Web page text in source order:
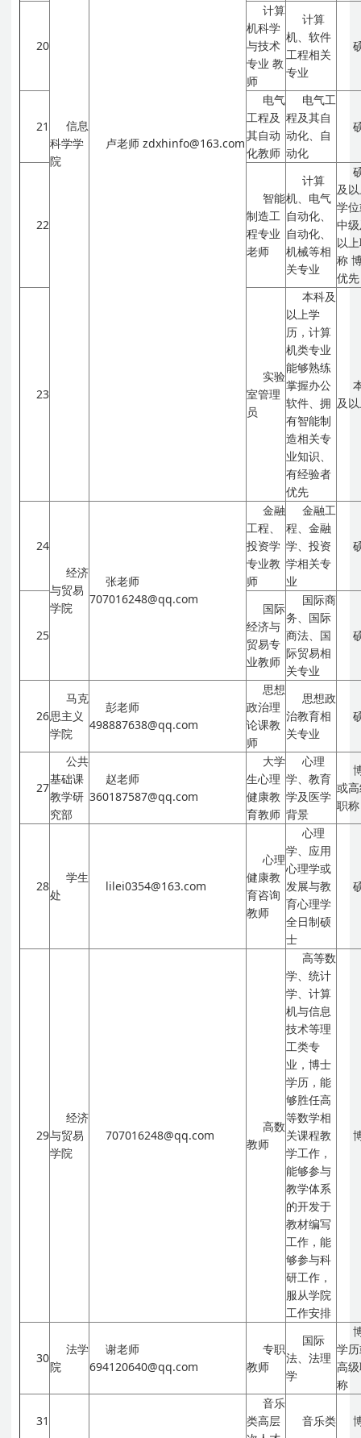
信息
科学学
院
卢老师 zdxhinfo@163.com
20
计算
机科学
与技术
专业 教
师
计算
机、软件
工程相关
专业
21
电气
工程及
其自动
化教师
电气工
程及其自
动化、自
动化
22
智能
制造工
程专业
老师
计算
机、电气
自动化、
自动化、
机械等相
关专业
及
学
中
以
称
优先
23
实验
室管理
员
本科及
以上学
历，计算
机类专业
能够熟练
掌握办公
软件、拥
有智能制
造相关专
业知识、
有经验者
优先
及
24
经济
与贸易
学院
张老师
707016248@qq.com
金融
工程、
投资学
专业教
师
金融工
程、金融
学、投资
学相关专
业
25
国际
经济与
贸易专
业教师
国际商
务、国际
商法、国
际贸易相
关专业
26
马克
思主义
学院
彭老师
498887638@qq.com
思想
政治理
论课教
师
思想政
治教育相
关专业
27
公共
基础课
教学研
究部
赵老师
360187587@qq.com
大学
生心理
健康教
育教师
心理
学、教育
学及医学
背景
或
职称
28
学生
处
lilei0354@163.com
心理
健康教
育咨询
教师
心理
学、应用
心理学或
发展与教
育心理学
全日制硕
士
29
经济
与贸易
学院
707016248@qq.com
高数
教师
高等数
学、统计
学、计算
机与信息
技术等理
工类专
业，博士
学历，能
够胜任高
等数学相
关课程教
学工作，
能够参与
教学体系
的开发于
教材编写
工作，能
够参与科
研工作，
服从学院
工作安排
30
法学
院
谢老师
694120640@qq.com
专职
教师
国际
法、法理
学
学
高
称
31
音乐
类高层
音乐类